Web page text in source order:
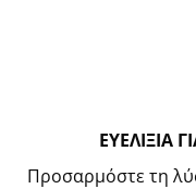
ΕΥΕΛΙΞΙΑ
Προσαρμόστε τη